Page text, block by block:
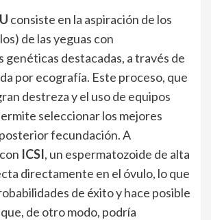
consiste en la aspiración de los
de las yeguas con
genéticas destacadas, a través de
por ecografía. Este proceso, que
destreza y el uso de equipos
seleccionar los mejores
fecundación. A
ICSI, un espermatozoide de alta
directamente en el óvulo, lo que
de éxito y hace posible
de otro modo, podría